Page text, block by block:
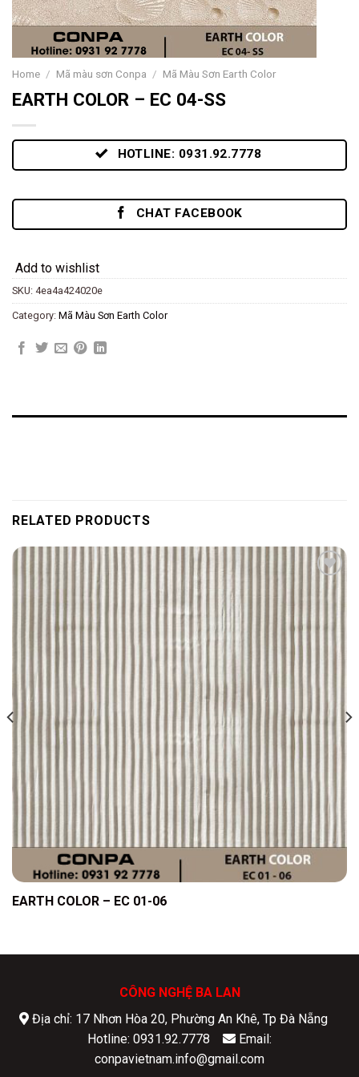
Home / Mã màu sơn Conpa / Mã Màu Sơn Earth Color
EARTH COLOR – EC 04-SS
HOTLINE: 0931.92.7778
CHAT FACEBOOK
Add to wishlist
SKU: 4ea4a424020e
Category: Mã Màu Sơn Earth Color
RELATED PRODUCTS
EARTH COLOR – EC 01-06
CÔNG NGHỆ BA LAN
Địa chỉ: 17 Nhơn Hòa 20, Phường An Khê, Tp Đà Nẵng
Hotline: 0931.92.7778
Email:
conpavietnam.info@gmail.com